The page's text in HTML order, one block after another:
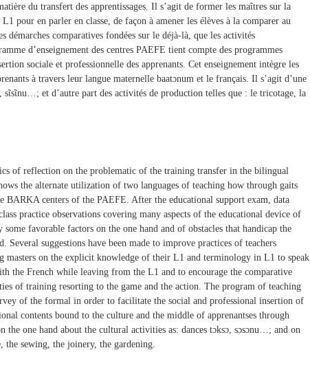
du transfert des apprentissages. Il s’agit de former les maîtres sur la
pour en parler en classe, de façon à amener les élèves à la comparer au
démarches comparatives fondées sur le déjà-là, que les activités
d’enseignement des centres PAEFE tient compte des programmes
sociale et professionnelle des apprenants. Cet enseignement intègre les
à travers leur langue maternelle baatɔnum et le français. Il s’agit d’une
et d’autre part des activités de production telles que : le tricotage, la
of reflection on the problematic of the training transfer in the bilingual
the alternate utilization of two languages of teaching how through gaits
centers of the PAEFE. After the educational support exam, data
practice observations covering many aspects of the educational device of
favorable factors on the one hand and of obstacles that handicap the
suggestions have been made to improve practices of teachers
on the explicit knowledge of their L1 and terminology in L1 to speak
the French while leaving from the L1 and to encourage the comparative
of training resorting to the game and the action. The program of teaching
of the formal in order to facilitate the social and professional insertion of
contents bound to the culture and the middle of apprenantses through
the one hand about the cultural activities as: dances tɔksɔ, sɔsɔnu…; and on
sewing, the joinery, the gardening.